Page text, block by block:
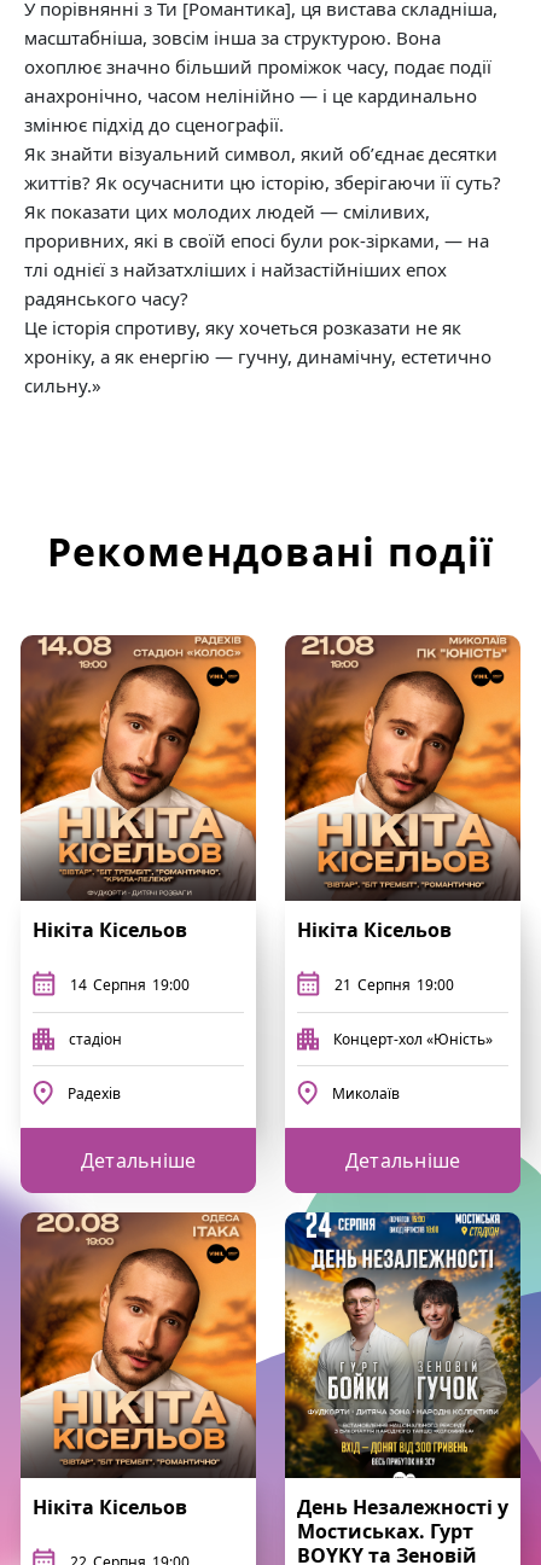
У порівнянні з Ти [Романтика], ця вистава складніша,
масштабніша, зовсім інша за структурою. Вона
охоплює значно більший проміжок часу, подає події
анахронічно, часом нелінійно — і це кардинально
змінює підхід до сценографії.
Як знайти візуальний символ, який обʼєднає десятки
життів? Як осучаснити цю історію, зберігаючи її суть?
Як показати цих молодих людей — сміливих,
проривних, які в своїй епосі були рок-зірками, — на
тлі однієї з найзатхліших і найзастійніших епох
радянського часу?
Це історія спротиву, яку хочеться розказати не як
хроніку, а як енергію — гучну, динамічну, естетично
сильну.»
Рекомендовані події
Нікіта Кісельов
14 Серпня 19:00
стадіон
Радехів
Детальніше
Нікіта Кісельов
21 Серпня 19:00
Концерт-хол «Юність»
Миколаїв
Детальніше
Нікіта Кісельов
День Незалежності у
Мостиськах. Гурт
BOYKY та Зеновій